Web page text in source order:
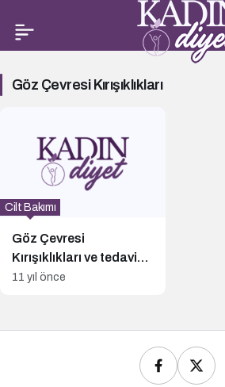
Göz
Göz Çevresi Kırışıklıkları
Göz Çevresi
Kırışıklıkları ve tedavi
yolları
Cilt Bakımı
11 yıl önce